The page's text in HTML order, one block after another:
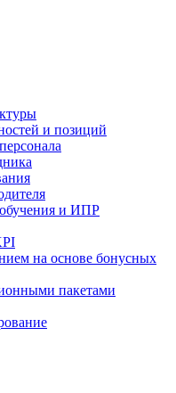
и позиций
и ИПР
на основе бонусных
пакетами